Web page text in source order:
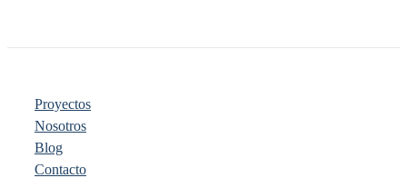
Proyectos
Nosotros
Blog
Contacto